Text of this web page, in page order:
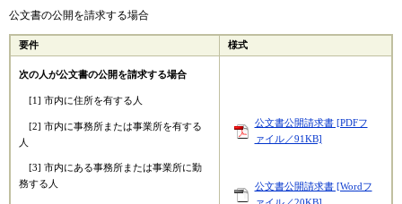
公文書の公開を請求する場合
要件 様式
次の人が公文書の公開を請求する場合
[1] 市内に住所を有する人
[2] 市内に事務所または事業所を有する
人
[3] 市内にある事務所または事業所に勤
務する人
公文書公開請求書 [PDFフ
ァイル／91KB]
公文書公開請求書 [Wordフ